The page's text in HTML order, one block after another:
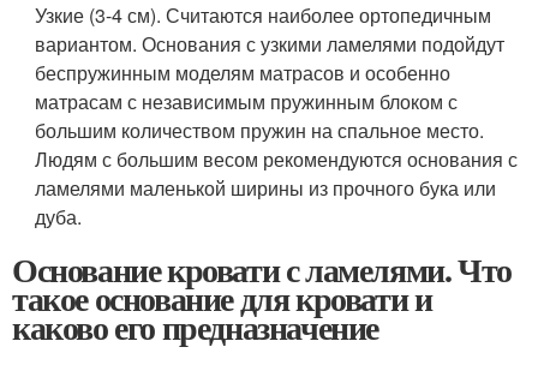
Узкие (3-4 см). Считаются наиболее ортопедичным
вариантом. Основания с узкими ламелями подойдут
беспружинным моделям матрасов и особенно
матрасам с независимым пружинным блоком с
большим количеством пружин на спальное место.
Людям с большим весом рекомендуются основания с
ламелями маленькой ширины из прочного бука или
дуба.
Основание кровати с ламелями. Что
такое основание для кровати и
каково его предназначение